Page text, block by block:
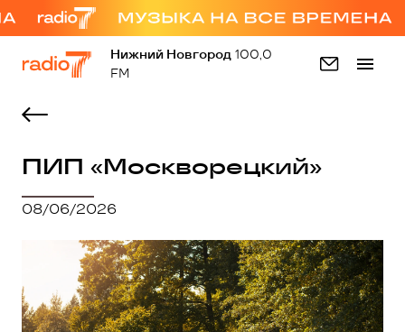
Нижний Новгород 100,0
FM
ПИП «Москворецкий»
08/06/2026